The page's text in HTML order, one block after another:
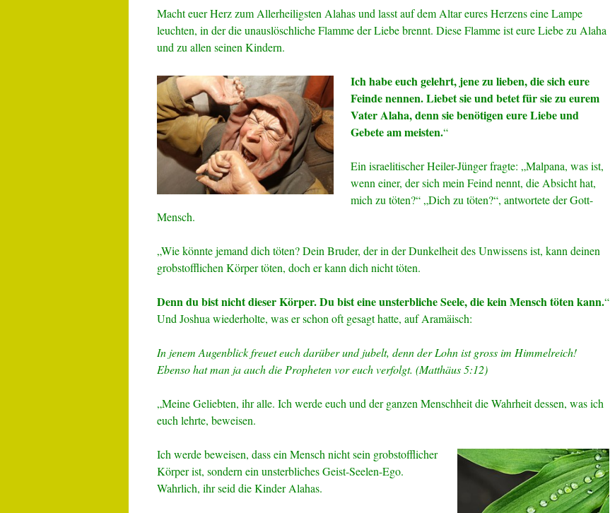
Macht euer Herz zum Allerheiligsten Alahas und lasst auf dem Altar eures Herzens eine Lampe
leuchten, in der die unauslöschliche Flamme der Liebe brennt. Diese Flamme ist eure Liebe zu Alaha
und zu allen seinen Kindern.
Ich habe euch gelehrt, jene zu lieben, die sich eure
Feinde nennen. Liebet sie und betet für sie zu eurem
Vater Alaha, denn sie benötigen eure Liebe und
Gebete am meisten.“
Ein israelitischer Heiler-Jünger fragte: „Malpana, was ist,
wenn einer, der sich mein Feind nennt, die Absicht hat,
mich zu töten?“ „Dich zu töten?“, antwortete der Gott-
Mensch.
„Wie könnte jemand dich töten? Dein Bruder, der in der Dunkelheit des Unwissens ist, kann deinen
grobstofflichen Körper töten, doch er kann dich nicht töten.
Denn du bist nicht dieser Körper. Du bist eine unsterbliche Seele, die kein Mensch töten kann.“
Und Joshua wiederholte, was er schon oft gesagt hatte, auf Aramäisch:
In jenem Augenblick freuet euch darüber und jubelt, denn der Lohn ist gross im Himmelreich!
Ebenso hat man ja auch die Propheten vor euch verfolgt. (Matthäus 5:12)
„Meine Geliebten, ihr alle. Ich werde euch und der ganzen Menschheit die Wahrheit dessen, was ich
euch lehrte, beweisen.
Ich werde beweisen, dass ein Mensch nicht sein grobstofflicher
Körper ist, sondern ein unsterbliches Geist-Seelen-Ego.
Wahrlich, ihr seid die Kinder Alahas.